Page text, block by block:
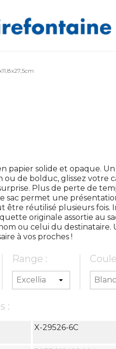
papier solide et opaque.
ou de bolduc, glissez votre
Plus de perte de
sac permet une
être réutilisé plusieurs
originale assortie au
ou celui du
à vos proches !
Range :
:
X-29526-6C